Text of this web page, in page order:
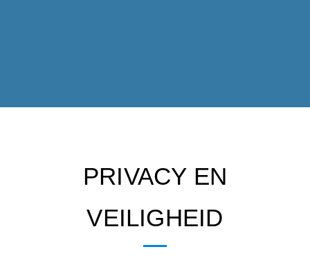
PRIVACY EN
VEILIGHEID